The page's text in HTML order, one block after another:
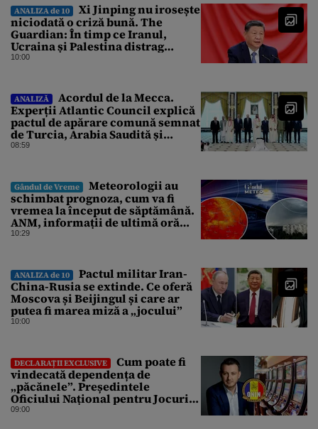
ANALIZA de 10
Xi Jinping nu irosește
niciodată o criză bună. The
Guardian: În timp ce Iranul,
Ucraina și Palestina distrag
atenția lumii, el strânge șurubul”
10:00
ANALIZĂ
Acordul de la Mecca.
Experții Atlantic Council explică
pactul de apărare comună semnat
de Turcia, Arabia Saudită și
Pakistan
08:59
Gândul de Vreme
Meteorologii au
schimbat prognoza, cum va fi
vremea la început de săptămână.
ANM, informații de ultimă oră
pentru Gândul
10:29
ANALIZA de 10
Pactul militar Iran-
China-Rusia se extinde. Ce oferă
Moscova și Beijingul și care ar
putea fi marea miză a „jocului”
10:00
DECLARAȚII EXCLUSIVE
Cum poate fi
vindecată dependența de
„păcănele”. Președintele
Oficiului Național pentru Jocuri
de Noroc propune o ordonanță de
09:00